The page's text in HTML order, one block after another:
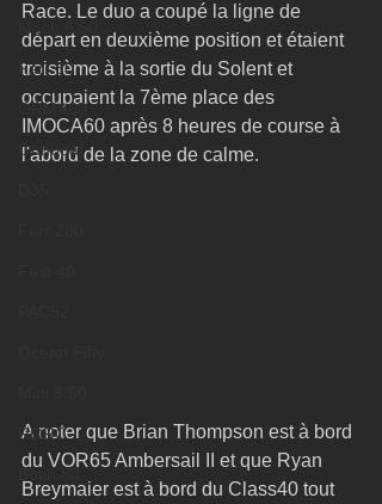
Mach 6.50
Farr 30
ORMA60
Gunboat
RORC
Race. Le duo a coupé la ligne de
départ en deuxième position et étaient
troisième à la sortie du Solent et
occupaient la 7ème place des
IMOCA60 après 8 heures de course à
l'abord de la zone de calme.
A noter que Brian Thompson est à bord
du VOR65 Ambersail II et que Ryan
Breymaier est à bord du Class40 tout